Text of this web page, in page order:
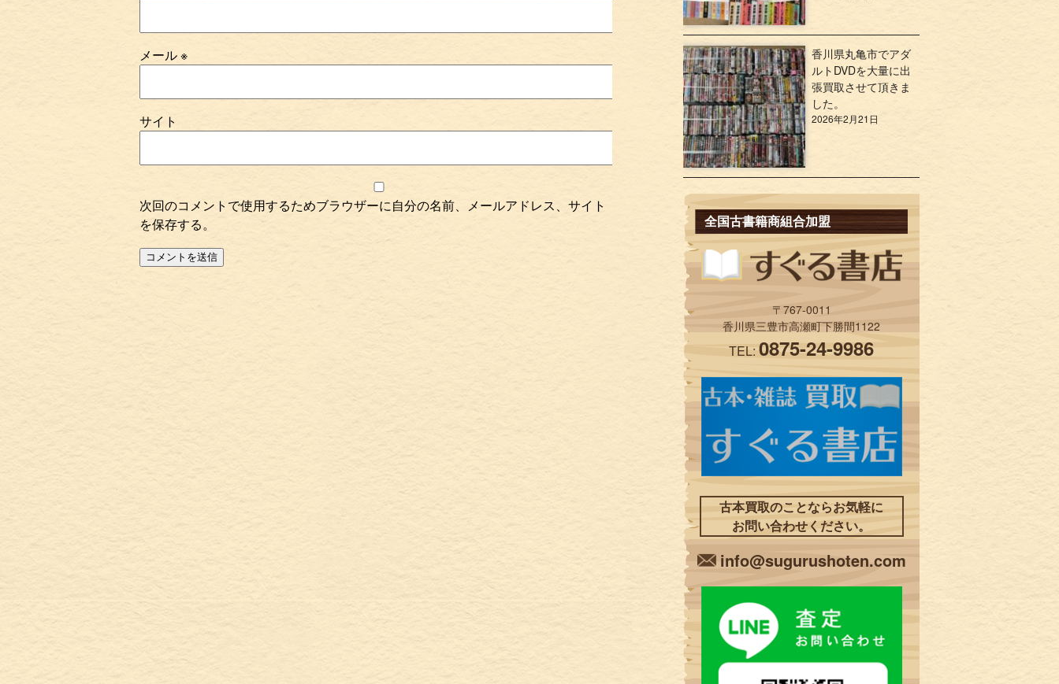
メール※
サイト
次回のコメントで使用するためブラウザーに自分の名前、メールアドレス、サイト
を保存する。
香川県丸亀市でアダ
ルトDVDを大量に出
張買取させて頂きま
した。
2026年2月21日
全国古書籍商組合加盟
〒767-0011
香川県三豊市高瀬町下勝間1122
TEL:0875-24-9986
古本買取のことならお気軽に
お問い合わせください。
info@sugurushoten.com